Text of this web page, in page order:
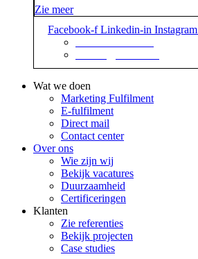
Zie meer
Facebook-f Linkedin-in Instagram
Wat we doen
Marketing Fulfilment
E-fulfilment
Direct mail
Contact center
Over ons
Wie zijn wij
Bekijk vacatures
Duurzaamheid
Certificeringen
Klanten
Zie referenties
Bekijk projecten
Case studies